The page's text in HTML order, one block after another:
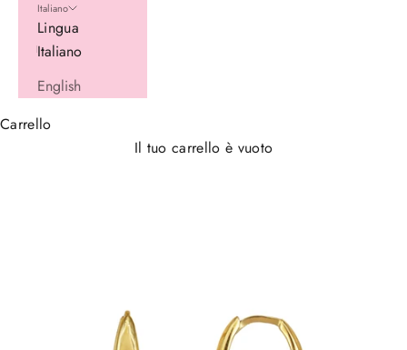
Italiano
Lingua
Italiano
English
Carrello
Il tuo carrello è vuoto